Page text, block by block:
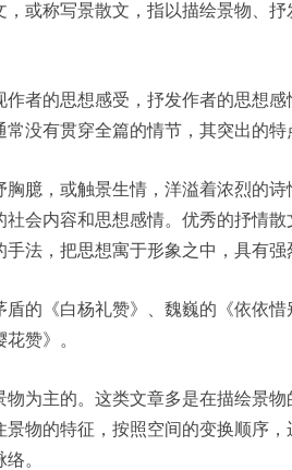
，或称写景散文，指以描绘景物、
作者的思想感受，抒发作者的思想
常没有贯穿全篇的情节，其突出的特
胸臆，或触景生情，洋溢着浓烈的
社会内容和思想感情。优秀的抒情
手法，把思想寓于形象之中，具有强
盾的《白杨礼赞》、魏巍的《依依
赞》。
物为主的。这类文章多是在描绘景
景物的特征，按照空间的变换顺序
。